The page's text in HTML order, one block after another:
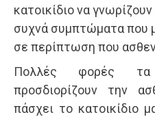
κατοικίδιο να
συχνά συμπτώματα που
σε περίπτωση που
Πολλές φορές
προσδιορίζουν την
πάσχει το κατοικίδιο